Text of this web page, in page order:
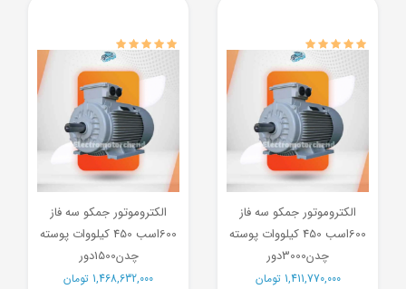
الکتروموتور جمکو سه فاز
600اسب 450 کیلووات پوسته
چدن3000دور
1,411,770,000 تومان
الکتروموتور جمکو سه فاز
600اسب 450 کیلووات پوسته
چدن1500دور
1,468,632,000 تومان